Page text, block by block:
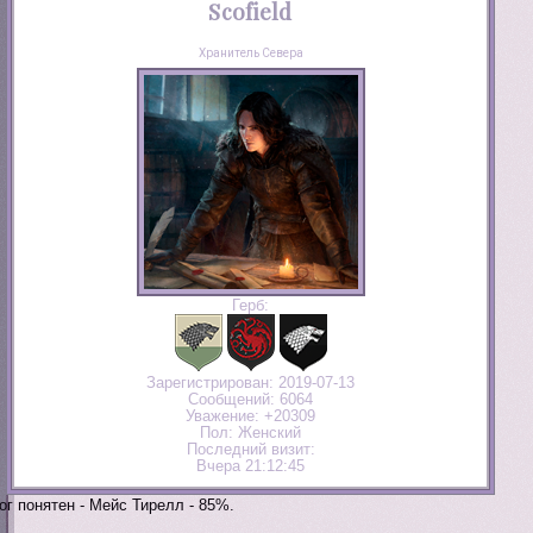
Scofield
Хранитель Севера
Герб:
Зарегистрирован: 2019-07-13
Сообщений: 6064
Уважение: +20309
Пол: Женский
Последний визит:
Вчера 21:12:45
понятен - Мейс Тирелл - 85%.